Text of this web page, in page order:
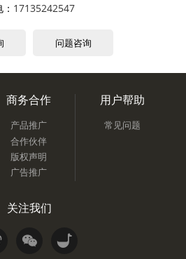
17135242547
问题咨询
商务合作
产品推广
合作伙伴
版权声明
广告推广
用户帮助
常见问题
关注我们